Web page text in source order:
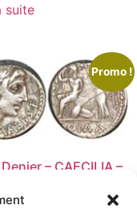
suite
Promo !
– CAECILIA –
€ 132,00